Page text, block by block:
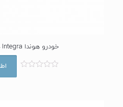
خودرو هوندا Integra دنده ای سال 1991